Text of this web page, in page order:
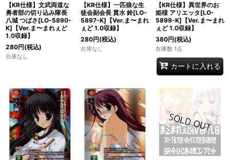
【KR仕様】文武両道な
勇者部の切り込み隊長
八城 つばさ[LO-5890-
K]【Ver.ま〜まれぇど
1.0収録】
280円(税込)
在庫なし
【KR仕様】一匹狼な生
徒会副会長 貫水 鈴[LO-
5897-K]【Ver.ま〜まれ
ぇど 1.0収録】
280円(税込)
在庫なし
【KR仕様】異世界のお
姫様 アリエッタ[LO-
5899-K]【Ver.ま〜まれ
ぇど 1.0収録】
380円(税込)
在庫数 1点
カートに入れる